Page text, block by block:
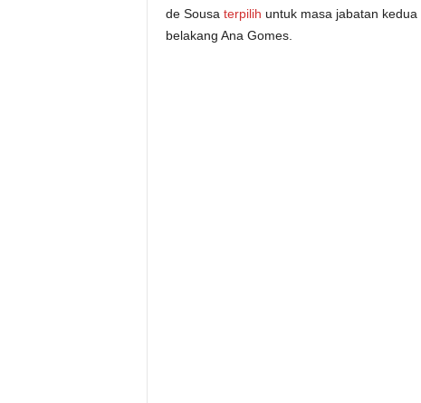
de Sousa terpilih untuk masa jabatan
belakang Ana Gomes.